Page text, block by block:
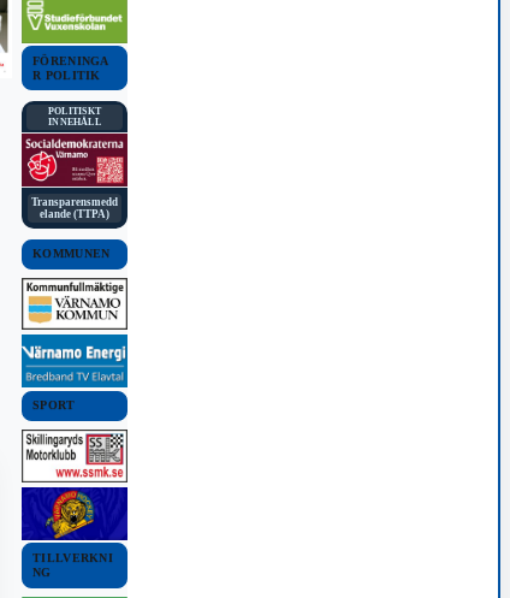
FÖRENINGA
R POLITIK
POLITISKT
INNEHÅLL
Transparensmedd
elande (TTPA)
KOMMUNEN
SPORT
TILLVERKNI
NG